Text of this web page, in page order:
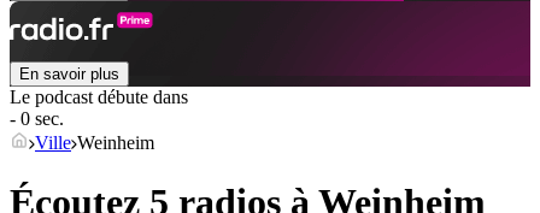
En savoir plus
Le podcast débute dans
- 0 sec.
Ville Weinheim
Écoutez 5 radios à Weinheim